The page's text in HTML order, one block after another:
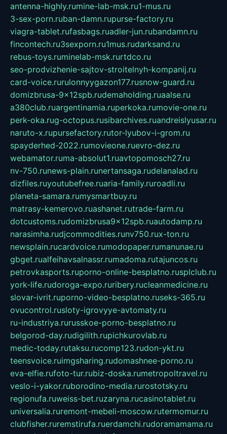
antenna-highly.rumine-lab-msk.ru1-mus.ru
3-sex-porn.ruban-damn.rupurse-factory.ru
viagra-tablet.rufasbags.ruadler-jun.rubandamn.ru
fincontech.ru3sexporn.ru1mus.rudarksand.ru
rebus-toys.ruminelab-msk.rurtdco.ru
seo-prodvizhenie-sajtov-stroitelnyh-kompanij.ru
card-voice.rurulonnyygazon177.rusnow-guard.ru
domizbrusa-9x12spb.rudemaholding.ruaalse.ru
a380club.ruargentinamia.ruperkoka.rumovie-one.ru
perk-oka.rug-octopus.rusibarchives.ruandreislyusar.ru
naruto-x.rupursefactory.rutor-lyubov-i-grom.ru
spayderhed-2022.rumovieone.ruevro-dez.ru
webamator.ruma-absolut1.ruavtopomosch27.ru
nv-750.runews-plain.runertansaga.rudelanalad.ru
dizfiles.ruyoutubefree.ruaria-family.ruroadli.ru
planeta-samara.rumysmartbuy.ru
matrasy-kemerovo.ruashanet.rutrade-farm.ru
dotcustoms.rudomizbrusa9x12spb.ruautodamp.ru
narasimha.rudjcommodities.runv750.rux-ton.ru
newsplain.rucardvoice.rumodopaper.rumanunae.ru
gbget.rualfeihavsalnassr.rumadoma.rutajuncos.ru
petrovkasports.ruporno-online-besplatno.rusplclub.ru
york-life.rudoroga-expo.ruribery.rucleanmedicine.ru
slovar-ivrit.ruporno-video-besplatno.ruseks-365.ru
ovucontrol.rusloty-igrovyye-avtomaty.ru
ru-industriya.rurusskoe-porno-besplatno.ru
belgorod-day.rudigilith.rupichkurovlab.ru
medic-today.rutaksu.rucomp123.rudon-ykt.ru
teensvoice.ruimgsharing.rudomashnee-porno.ru
eva-elfie.rufoto-tur.rubiz-doska.rumetropoltravel.ru
veslo-i-yakor.ruborodino-media.rurostotsky.ru
regionufa.ruweiss-bet.ruzaryna.rucasinotablet.ru
universalia.ruremont-mebeli-moscow.rutermomur.ru
clubfisher.ruremstirufa.ruerdamchi.rudoramamama.ru